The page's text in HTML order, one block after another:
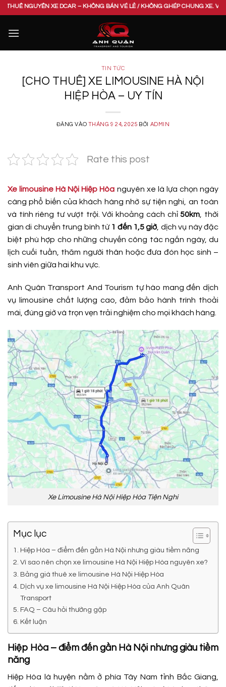
Bỏ
nội
XE DCAR – KHÔNG BÁN VÉ LẺ / KHÔNG GHÉP CHUNG XE. VUI LÒNG
TIN TỨC
[CHO THUÊ] XE LIMOUSINE HÀ NỘI
HIỆP HÒA – UY TÍN
ĐĂNG VÀO THÁNG 9 24, 2025 BỞI ADMIN
Rate this post
Xe limousine Hà Nội Hiệp Hòa nguyên xe là lựa chọn ngày
càng phổ biến của khách hàng nhờ sự tiện nghi, an toàn
và tính riêng tư vượt trội. Với khoảng cách chỉ50km , thời
gian di chuyển trung bình từ 1 đến 1,5 giờ, dịch vụ này đặc
biệt phù hợp cho những chuyến công tác ngắn ngày, du
lịch cuối tuần, thăm người thân hoặc đưa đón học sinh –
sinh viên giữa hai khu vực.
Anh Quân Transport And Tourism tự hào mang đến dịch
vụ limousine chất lượng cao, đảm bảo hành trình thoải
mái, đúng giờ và trọn vẹn trải nghiệm cho mọi khách hàng.
Xe Limousine Hà Nội Hiệp Hòa Tiện Nghi
Mục lục
Hiệp Hòa – điểm đến gần Hà Nội nhưng giàu tiềm năng
Vì sao nên chọn xe limousine Hà Nội Hiệp Hòa nguyên xe?
Bảng giá thuê xe limousine Hà Nội Hiệp Hòa
Dịch vụ xe limousine Hà Nội Hiệp Hòa của Anh Quân
Transport
FAQ – Câu hỏi thường gặp
Kết luận
Hiệp Hòa – điểm đến gần Hà Nội nhưng giàu tiềm
năng
Hiệp Hòa là huyện nằm ở phía Tây Nam tỉnh Bắc Giang,